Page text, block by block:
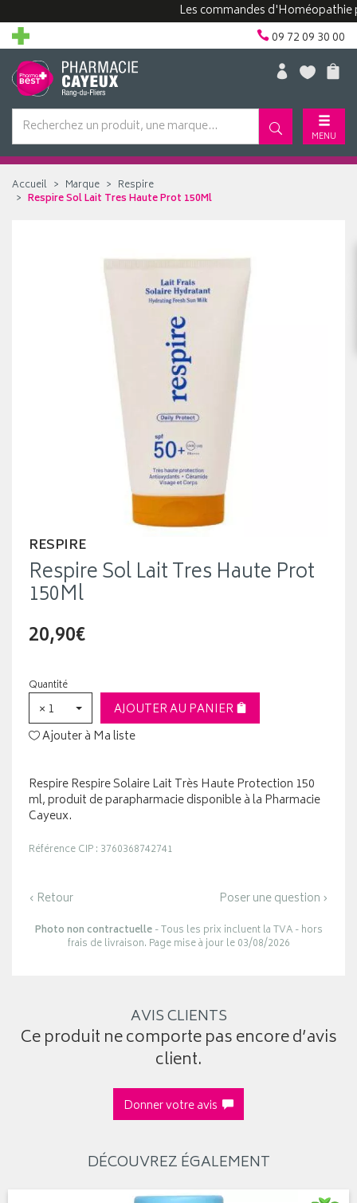
Les commandes d'Homéopathie
09 72 09 30 00
MENU
Accueil Marque
Respire
Respire Sol Lait Tres Haute Prot 150Ml
RESPIRE
Respire Sol Lait Tres Haute Prot
150Ml
20,90€
Quantité
× 1
AJOUTER AU PANIER
Ajouter à Ma liste
Respire Respire Solaire Lait Très Haute Protection 150
ml, produit de parapharmacie disponible à la Pharmacie
Cayeux.
Référence CIP : 3760368742741
‹ Retour Poser une question ›
Photo non contractuelle- Tous les prix incluent la TVA - hors
frais de livraison. Page mise à jour le 03/08/2026
AVIS CLIENTS
Ce produit ne comporte pas encore d’avis
client.
Donner votre avis
DÉCOUVREZ ÉGALEMENT